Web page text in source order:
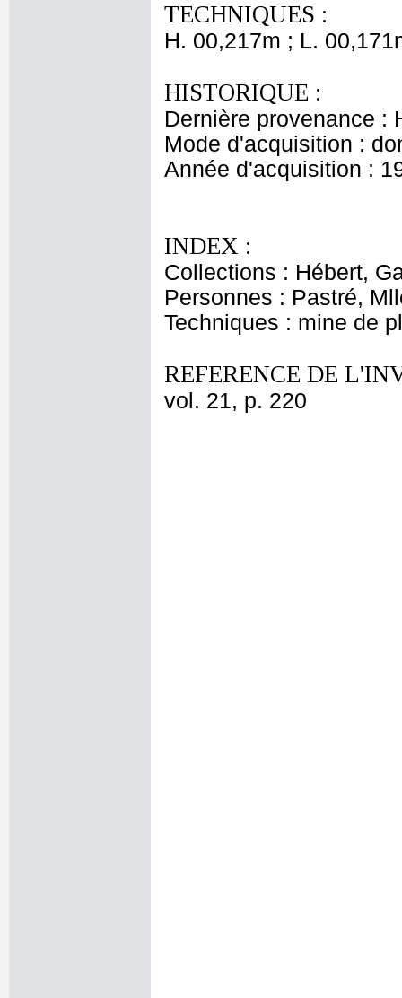
TECHNIQUES :
H. 00,217m ; L.
HISTORIQUE :
Dernière provenance :
Mode d'acquisition :
Année d'acquisition :
INDEX :
Collections : Hébert,
Personnes : Pastré,
Techniques : mine de
REFERENCE DE
vol. 21, p. 220